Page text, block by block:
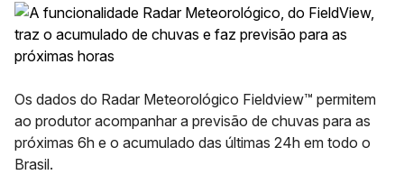
Os dados do Radar Meteorológico Fieldview™ permitem
ao produtor acompanhar a previsão de chuvas para as
próximas 6h e o acumulado das últimas 24h em todo o
Brasil.